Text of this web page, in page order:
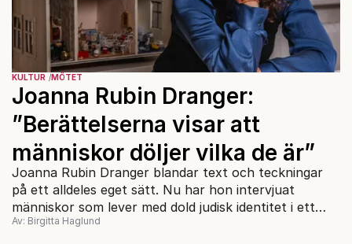
KULTUR MÖTET
Joanna Rubin Dranger:
”Berättelserna visar att
människor döljer vilka de är”
Joanna Rubin Dranger blandar text och teckningar
på ett alldeles eget sätt. Nu har hon intervjuat
människor som lever med dold judisk identitet i ett
osynligt Sverige.
Av: Birgitta Haglund